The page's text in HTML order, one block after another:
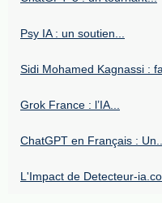
Psy IA : un soutien...
Sidi Mohamed Kagnassi :
Grok France : l’IA...
ChatGPT en Français : Un...
L'Impact de Detecteur-